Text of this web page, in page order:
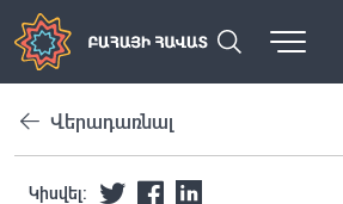
Վերադառնալ
Կիսվել: